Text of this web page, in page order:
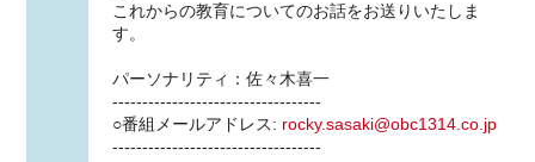
これからの教育についてのお話をお送りいたしま
す。
パーソナリティ：佐々木喜一
-----------------------------------
○番組メールアドレス: rocky.sasaki@obc1314.co.jp
-----------------------------------